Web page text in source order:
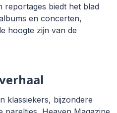
reportages biedt het blad
en concerten,
hoogte zijn van de
klassiekers, bijzondere